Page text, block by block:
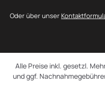
Oder über unser
Alle Preise inkl. gesetzl.
und ggf.